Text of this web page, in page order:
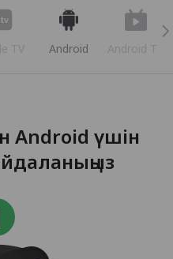
TV Android Android TV
Android үшін